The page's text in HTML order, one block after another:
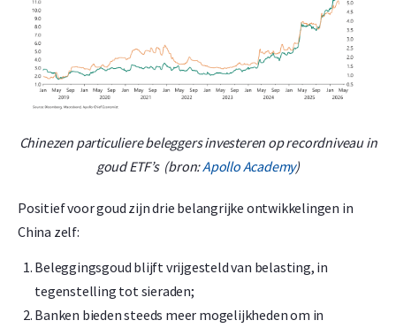
Chinezen particuliere beleggers investeren op recordniveau in
goud ETF’s (bron:Apollo Academy)
Positief voor goud zijn drie belangrijke ontwikkelingen in
China zelf:
Beleggingsgoud blijft vrijgesteld van belasting, in
tegenstelling tot sieraden;
Banken bieden steeds meer mogelijkheden om in